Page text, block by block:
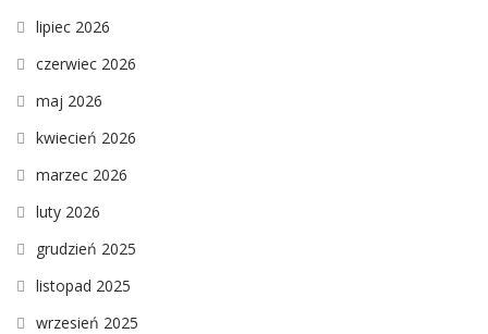
lipiec 2026
czerwiec 2026
maj 2026
kwiecień 2026
marzec 2026
luty 2026
grudzień 2025
listopad 2025
wrzesień 2025